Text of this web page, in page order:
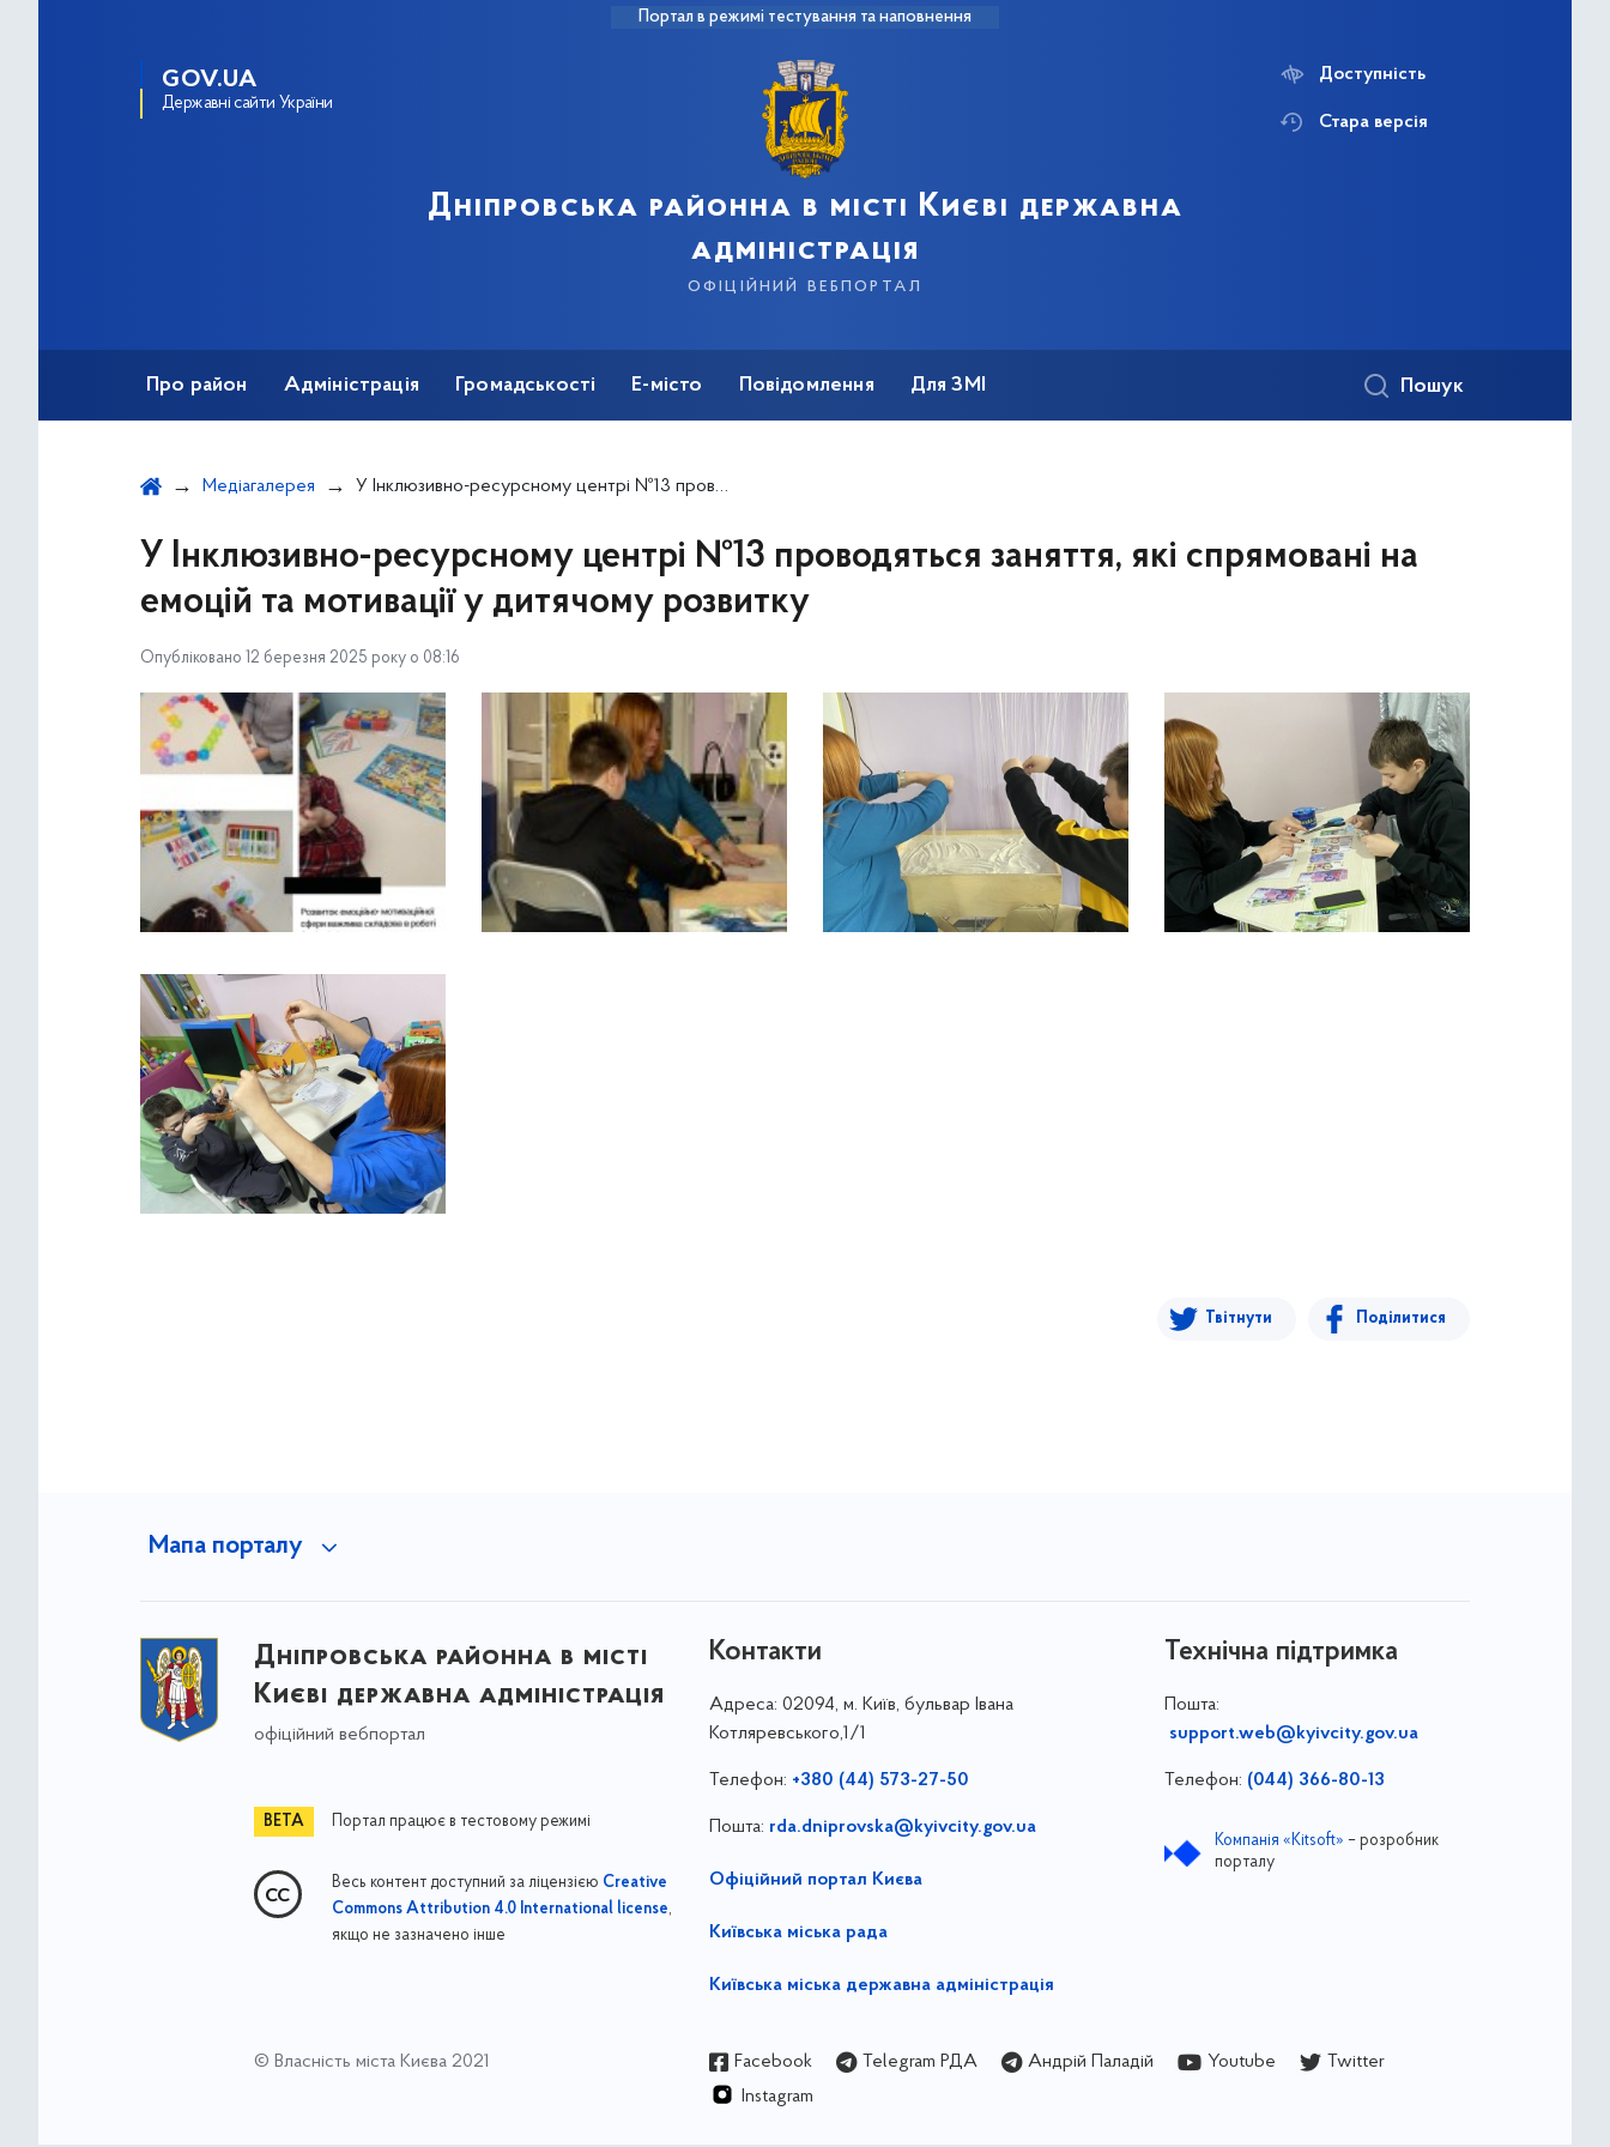
Портал в режимі тестування та наповнення
GOV.UA
Державні сайти України
Дніпровська районна в місті Києві державна
адміністрація
офіційний вебпортал
Доступність
Стара версія
Про район Адміністрація Громадськості Е-місто Повідомлення Для ЗМІ Пошук
Медіагалерея У Інклюзивно-ресурсному центрі №13 проводяться заняття, які спрямовані на емоцій та мотивації у дитячому розвитку
У Інклюзивно-ресурсному центрі №13 проводяться заняття, які спрямовані на
емоцій та мотивації у дитячому розвитку
Опубліковано 12 березня 2025 року о 08:16
Твітнути Поділитися
Мапа порталу
Дніпровська районна в місті
Києві державна адміністрація
офіційний вебпортал
Портал працює в тестовому режимі
Весь контент доступний за ліцензією Creative
Commons Attribution 4.0 International license,
якщо не зазначено інше
Контакти
Адреса: 02094, м. Київ, бульвар Івана
Котляревського,1/1
Телефон: +380 (44) 573-27-50
Пошта: rda.dniprovska@kyivcity.gov.ua
Офіційний портал Києва
Київська міська рада
Київська міська державна адміністрація
Технічна підтримка
Пошта:
support.web@kyivcity.gov.ua
Телефон: (044) 366-80-13
Компанія «Kitsoft» – розробник
порталу
© Власність міста Києва 2021 Facebook Telegram РДА Андрій Паладій Youtube
Twitter
Instagram